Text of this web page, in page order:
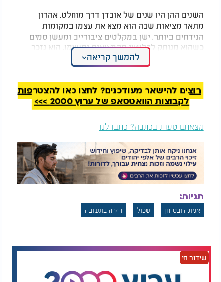
השנים ההן היו שנים של אובדן דרך מוחלט. אהרון
מתאר מציאות שבה הוא מצא את עצמו במקומות
הנידחים ביותר, ישן במקלטים ציבוריים ומעשן סמים
כשהוא מנותק לחלוטין מהמציאות ומעצמו. הוא נזכר
ברגעי הפיכחון הנדירים שבהם היה מסתכל על עצמו
ותוהה כיצד ילד מוכשר כמותו הגיע לשפל כזה, לכף
השינוי. חודשיים לפני גיוסו לצה"ל הוא פגש בקבוצות
תמיכה והצליח להפסיק עם ההרואין לחלוטין, גמילה
שמחזיקה מעמד עד היום ברוך השם.
החזרה בתשובה לא הייתה רק שינוי באורח החיים, אלא
החלפה של התמכרות אחת באחרת, התמכרות לקדושה.
אהרון מספר כי בעשור הראשון לחזרתו בתשובה הוא
למד תורה שמונה עשרה שעות ביממה, כולל לימוד
בחצות הלילה. התחושה של הריקנות מחיי ההוללות
הוחלפה בעמל תורה אינטנסיבי שהציל אותו והעניק לו
משמעות. הוא מסביר כי התמכרות תמיד יושבת על
כאב, והתורה הייתה המרפא שאיפשר לו להתעלות מעל
הכאבים הישנים.
להמשך קריאה
רוצים להישאר מעודכנים? לחצו כאן להצטרפות
לקבוצות הוואטסאפ של ערוץ 2000 >>>
מצאתם טעות בכתבה? כתבו לנו
תגיות:
אמונה ובטחון שכול חזרה בתשובה
שידור חי